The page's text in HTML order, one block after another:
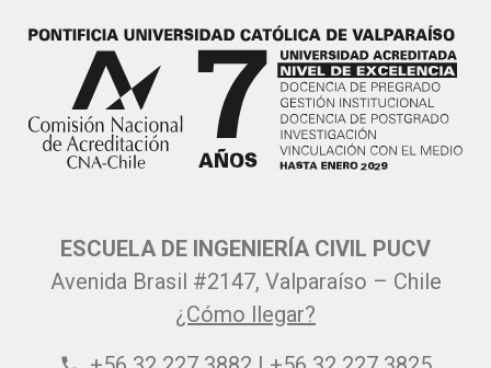
ESCUELA DE INGENIERÍA CIVIL PUCV
Avenida Brasil #2147, Valparaíso – Chile
¿Cómo llegar?